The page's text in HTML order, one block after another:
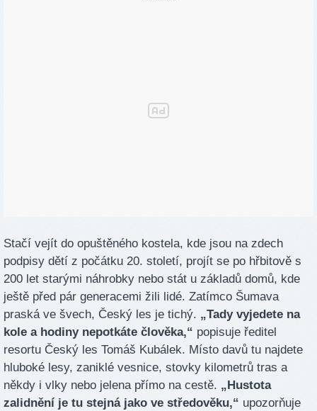
Stačí vejít do opuštěného kostela, kde jsou na zdech
podpisy dětí z počátku 20. století, projít se po hřbitově s
200 let starými náhrobky nebo stát u základů domů, kde
ještě před pár generacemi žili lidé. Zatímco Šumava
praská ve švech, Český les je tichý. „Tady vyjedete na
kole a hodiny nepotkáte člověka,“ popisuje ředitel
resortu Český les Tomáš Kubálek. Místo davů tu najdete
hluboké lesy, zaniklé vesnice, stovky kilometrů tras a
někdy i vlky nebo jelena přímo na cestě. „Hustota
zalidnění je tu stejná jako ve středověku,“ upozorňuje